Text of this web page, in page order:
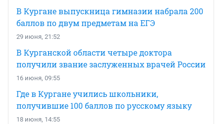
В Кургане выпускница гимназии набрала 200
баллов по двум предметам на ЕГЭ
29 июня, 21:52
В Курганской области четыре доктора
получили звание заслуженных врачей России
16 июня, 09:55
Где в Кургане учились школьники,
получившие 100 баллов по русскому языку
18 июня, 14:55